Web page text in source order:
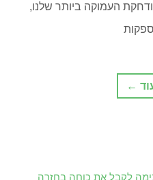
העמוקה ביותר שלנו,
←